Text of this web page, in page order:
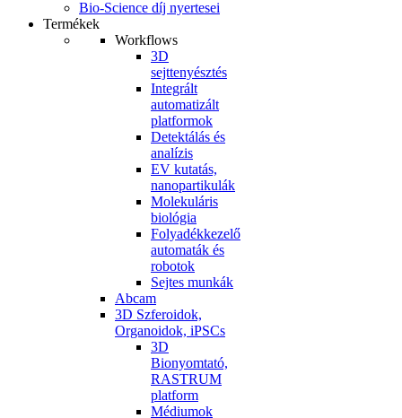
Bio-Science díj nyertesei
Termékek
Workflows
3D
sejttenyésztés
Integrált
automatizált
platformok
Detektálás és
analízis
EV kutatás,
nanopartikulák
Molekuláris
biológia
Folyadékkezelő
automaták és
robotok
Sejtes munkák
Abcam
3D Szferoidok,
Organoidok, iPSCs
3D
Bionyomtató,
RASTRUM
platform
Médiumok